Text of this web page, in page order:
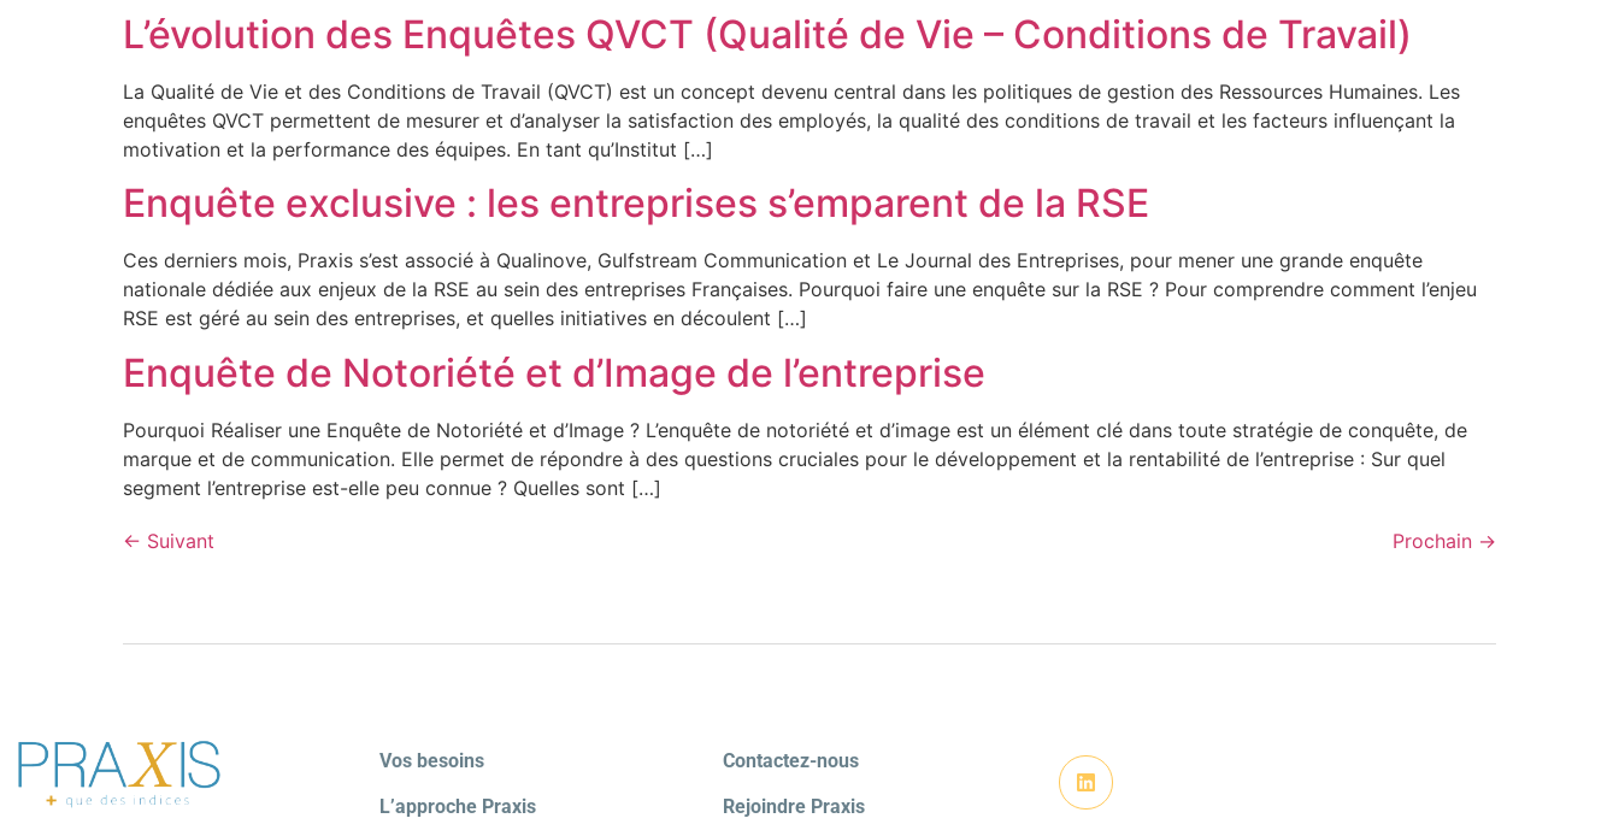
L’évolution des Enquêtes QVCT (Qualité de Vie – Conditions de Travail)
La Qualité de Vie et des Conditions de Travail (QVCT) est un concept devenu central dans les politiques de gestion des Ressources Humaines. Les
enquêtes QVCT permettent de mesurer et d’analyser la satisfaction des employés, la qualité des conditions de travail et les facteurs influençant la
motivation et la performance des équipes. En tant qu’Institut […]
Enquête exclusive : les entreprises s’emparent de la RSE
Ces derniers mois, Praxis s’est associé à Qualinove, Gulfstream Communication et Le Journal des Entreprises, pour mener une grande enquête
nationale dédiée aux enjeux de la RSE au sein des entreprises Françaises. Pourquoi faire une enquête sur la RSE ? Pour comprendre comment l’enjeu
RSE est géré au sein des entreprises, et quelles initiatives en découlent […]
Enquête de Notoriété et d’Image de l’entreprise
Pourquoi Réaliser une Enquête de Notoriété et d’Image ? L’enquête de notoriété et d’image est un élément clé dans toute stratégie de conquête, de
marque et de communication. Elle permet de répondre à des questions cruciales pour le développement et la rentabilité de l’entreprise : Sur quel
segment l’entreprise est-elle peu connue ? Quelles sont […]
← Suivant Prochain →
Vos besoins
L’approche Praxis
Contactez-nous
Rejoindre Praxis